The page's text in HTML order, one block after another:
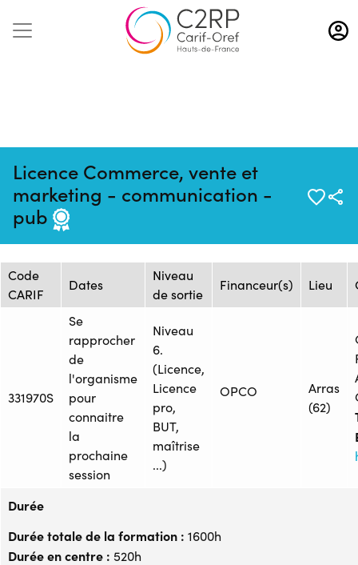
Aller
au
contenu
Licence Commerce, vente et
marketing - communication -
pub
Mise à jour :
12/02/2025
Formation
: 1430456
Source : CNAM HAUTS-DE-
FRANCE - Centre de Lille
Session de formation
Code
CARIF
Dates
Niveau
de sortie
Financeur(s) Lieu
331970S
Se
rapprocher
de
l'organisme
pour
connaitre
la
prochaine
session
Niveau
6.
(Licence,
Licence
pro,
BUT,
maîtrise
...)
OPCO
Arras
(62)
Durée
Durée totale de la formation : 1600h
Durée en centre : 520h